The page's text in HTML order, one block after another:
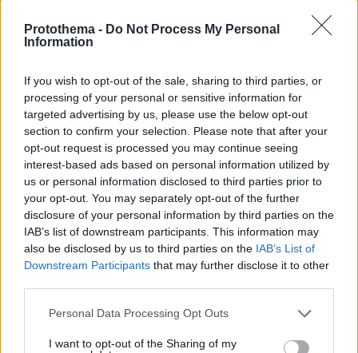
Protothema - Do Not Process My Personal
Information
If you wish to opt-out of the sale, sharing to third parties, or
processing of your personal or sensitive information for
targeted advertising by us, please use the below opt-out
section to confirm your selection. Please note that after your
opt-out request is processed you may continue seeing
interest-based ads based on personal information utilized by
us or personal information disclosed to third parties prior to
your opt-out. You may separately opt-out of the further
disclosure of your personal information by third parties on the
IAB’s list of downstream participants. This information may
also be disclosed by us to third parties on the IAB’s List of
Downstream Participants that may further disclose it to other
Please note that this website/app uses one or more Google
not limited to your visit or usage behaviour. You may click to
Personal Data Processing Opt Outs
I want to opt-out of the Sharing of my
Τρόμος για τουρίστες στη Μποτσουάνα: Ιπποπόταμος
καταδιώκει το σκάφος τους, δείτε βίντεο
Μακαρονάδα με μελιτζάνα, ντομάτα και ανθότυρο
Ρωσικά πλήγματα σε Κίεβο και Μπροβαρί: Τρεις νεκροί,
ανάμεσά τους ένα παιδί
08.08.2026, 04:13
Ήττα της Σάκκαρη με 2-0 από την Γκοφ και αποκλεισμός
στο Τορόντο
08.08.2026, 03:37
Ο Κούτσιας πέτυχε το πρώτο γκολ της φετινής Primeira
Liga, δείτε το γκολ
08.08.2026, 03:31
ντροπή» το μπλόκο στην αίθουσα χορού του Λευκού
08.08.2026, 03:00